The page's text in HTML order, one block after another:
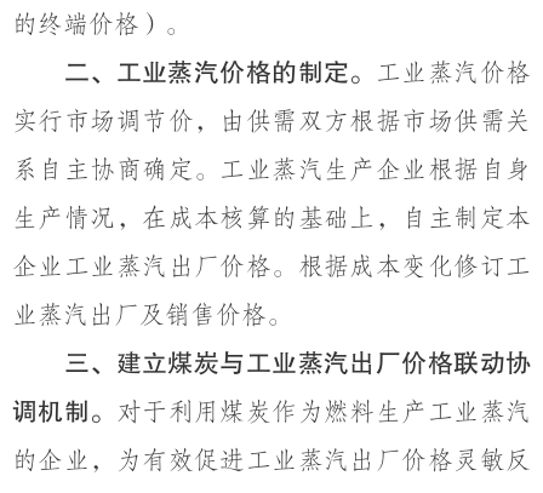
的终端价格）。
二、工业蒸汽价格的制定。 工业蒸汽价格
实行市场调节价，由供需双方根据市场供需关
系自主协商确定。工业蒸汽生产企业根据自身
生产情况，在成本核算的基础上，自主制定本
企业工业蒸汽出厂价格。根据成本变化修订工
业蒸汽出厂及销售价格。
三、建立煤炭与工业蒸汽出厂价格联动协
调机制。 对于利用煤炭作为燃料生产工业蒸汽
的企业，为有效促进工业蒸汽出厂价格灵敏反